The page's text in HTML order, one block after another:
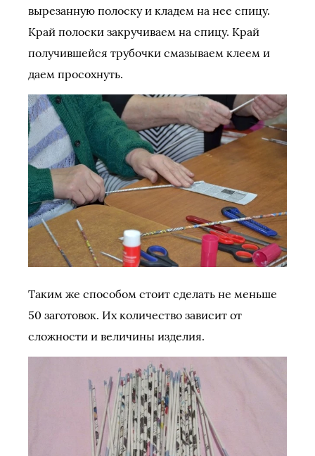
вырезанную полоску и кладем на нее спицу.
Край полоски закручиваем на спицу. Край
получившейся трубочки смазываем клеем и
даем просохнуть.
Таким же способом стоит сделать не меньше
50 заготовок. Их количество зависит от
сложности и величины изделия.